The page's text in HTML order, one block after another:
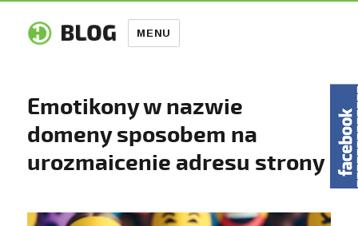
MENU
Emotikony w nazwie
domeny sposobem na
urozmaicenie adresu strony